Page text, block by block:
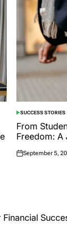
POSTED
IN
SUCCESS STORIES
From
Freedom: A
Posted
September 5,